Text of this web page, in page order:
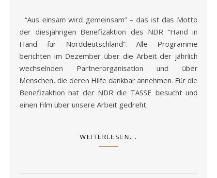
“Aus einsam wird gemeinsam” – das ist das Motto
der diesjährigen Benefizaktion des NDR “Hand in
Hand für Norddeutschland”. Alle Programme
berichten im Dezember über die Arbeit der jährlich
wechselnden Partnerorganisation und über
Menschen, die deren Hilfe dankbar annehmen. Für die
Benefizaktion hat der NDR die TASSE besucht und
einen Film über unsere Arbeit gedreht.
WEITERLESEN...